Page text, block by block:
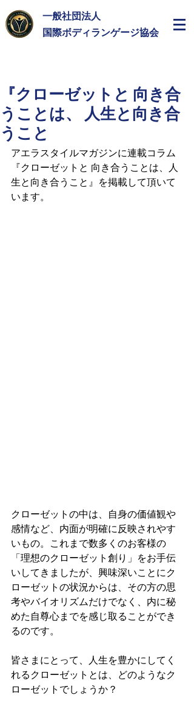
一般社団法人
​国際ボディランゲージ協会
『クローゼットと 向き合
うことは、 人生と向き合
うこと
アエラスタイルマガジンに連載コラム
『クローゼットと 向き合うことは、人
生と向き合うこと』を掲載して頂いて
います。
クローゼットの中は、自身の価値観や
感情など、内面が明確に反映されやす
いもの。これまで数多くのお客様の
「理想のクローゼット創り」をお手伝
いしてきましたが、興味深いことにク
ローゼットの状況からは、その方の思
考やバイオリズムだけでなく、内に秘
めた自尊心までを感じ取ることができ
るのです。
皆さまにとって、人生を豊かにしてく
れるクローゼットとは、どのようなク
ローゼットでしょうか？